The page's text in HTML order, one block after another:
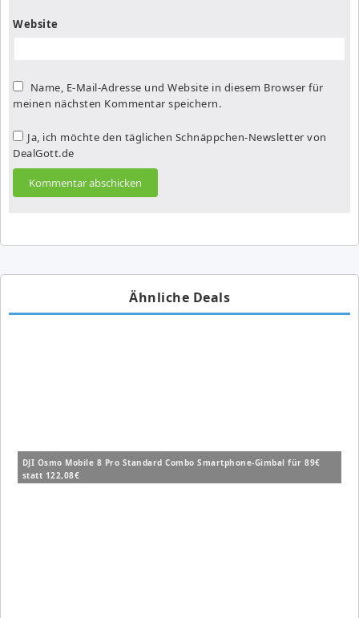
Website
Name, E-Mail-Adresse und Website in diesem Browser für
meinen nächsten Kommentar speichern.
Ja, ich möchte den täglichen Schnäppchen-Newsletter von
DealGott.de
Ähnliche Deals
DJI Osmo Mobile 8 Pro Standard Combo Smartphone-Gimbal für 89€
statt 122,08€